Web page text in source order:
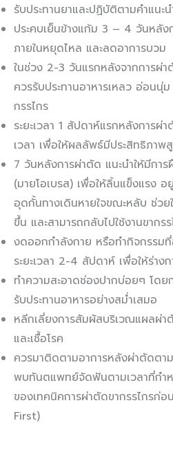
รับประทานยาและปฏิบัติตามคำแน
ประคบเย็นข้างแก้ม 3 – 4 วันหลัง
ภายในหยุดไหล และลดอาการบวม
ในช่วง 2-3 วันแรกหลังจากการผ่
ควรรับประทานอาหารเหลว อ่อนนุ่
กรรไกร
ระยะเวลา 1 สัปดาห์แรกหลังการ
เวลา เพื่อให้ผลลัพธ์มีประสิทธิภาพ
7 วันหลังการผ่าตัด แนะนำให้มีกา
(มายโอเบรส) เพื่อให้ลิ้นแข็งแรง อ
อุดกั้นทางเดินหายใจขณะหลับ ช่ว
ขึ้น และสามารถกลับไปใช้งานขากร
งดออกกำลังกาย หรือทำกิจกรรมที่
ระยะเวลา 2-4 สัปดาห์ เพื่อให้ร่า
ทำความสะอาดช่องปากบ่อยๆ โด
รับประทานอาหารอย่างสม่ำเสมอ
หลีกเลี่ยงการสัมผัสบริเวณแผลผ่
และเชื้อโรค
ควรมาติดตามอาการหลังผ่าตัดต
พบทันตแพทย์จัดฟันตามเวลาที่กำ
ของเทคนิคการผ่าตัดขากรรไกรก่
First)